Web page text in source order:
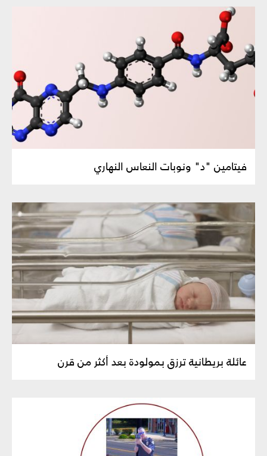
فيتامين "د" ونوبات النعاس النهاري
عائلة بريطانية ترزق بمولودة بعد أكثر من قرن